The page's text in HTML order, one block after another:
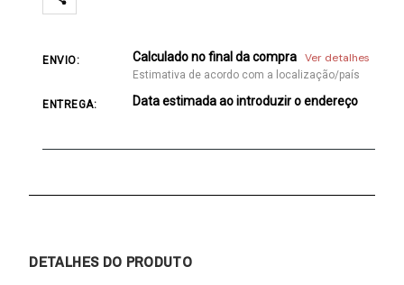
ENVIO: Calculado no final da compra Ver detalhes
Estimativa de acordo com a localização/país
ENTREGA: Data estimada ao introduzir o endereço
DETALHES DO PRODUTO